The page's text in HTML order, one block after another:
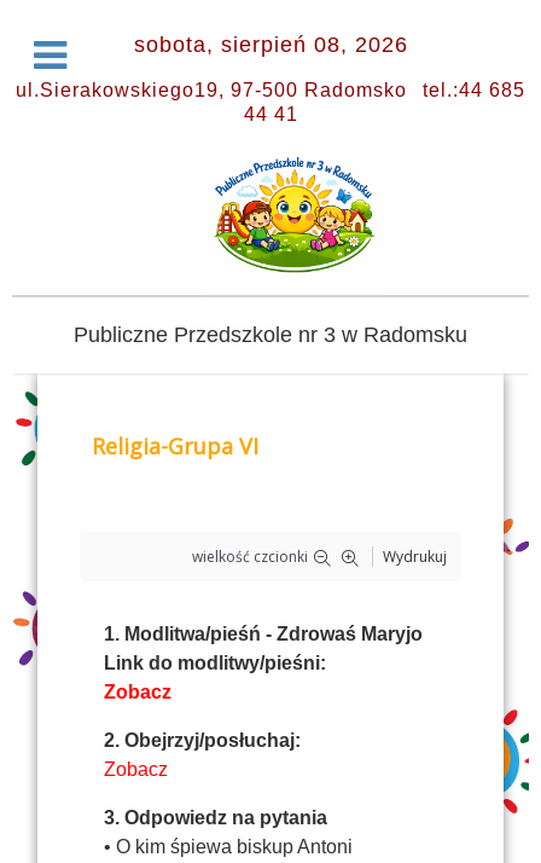
sobota, sierpień 08, 2026
ul.Sierakowskiego19, 97-500 Radomsko
tel.:44 685
44 41
Publiczne Przedszkole nr 3 w Radomsku
Religia-Grupa VI
wielkość czcionki Wydrukuj
1. Modlitwa/pieśń - Zdrowaś Maryjo
Link do modlitwy/pieśni:
Zobacz
2. Obejrzyj/posłuchaj:
Zobacz
3. Odpowiedz na pytania
• O kim śpiewa biskup Antoni